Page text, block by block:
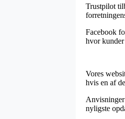
Trustpilot
Facebook
hvor
Vores
hvis en af
nyligste